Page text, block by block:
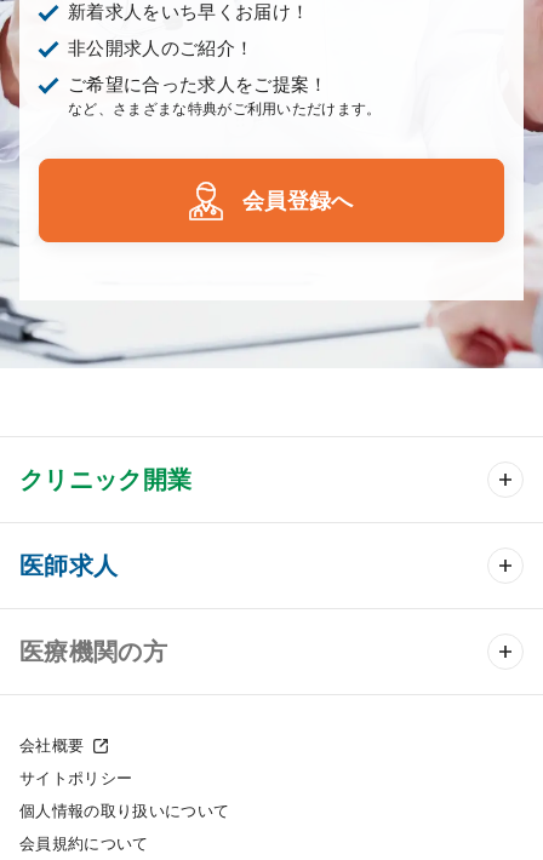
新着求人をいち早くお届け！
非公開求人のご紹介！
ご希望に合った求人をご提案！
など、さまざまな特典がご利用いただけます。
会員登録へ
クリニック開業
クリニック開業 TOP
クリニック物件検索
クリニックの開業スタイル
クリニック開業までの流れ
医師求人
医師求人 TOP
常勤求人検索
非常勤求人検索
スポット求人検索
医療機関の方
採用をお考えの医療機関の方
会社概要
サイトポリシー
個人情報の取り扱いについて
会員規約について